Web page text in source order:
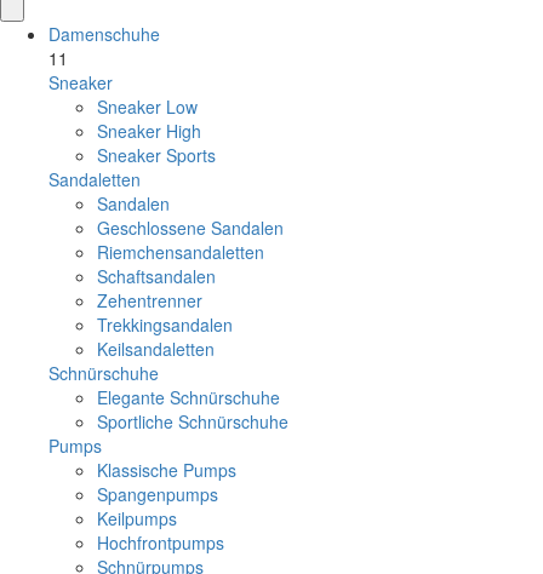
Damenschuhe
11
Sneaker
Sneaker Low
Sneaker High
Sneaker Sports
Sandaletten
Sandalen
Geschlossene Sandalen
Riemchensandaletten
Schaftsandalen
Zehentrenner
Trekkingsandalen
Keilsandaletten
Schnürschuhe
Elegante Schnürschuhe
Sportliche Schnürschuhe
Pumps
Klassische Pumps
Spangenpumps
Keilpumps
Hochfrontpumps
Schnürpumps